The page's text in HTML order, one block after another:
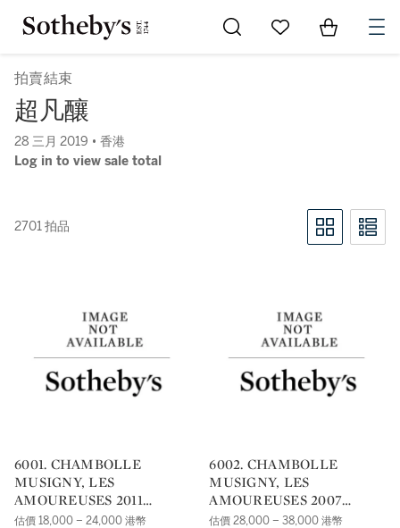
Go to My Favorites
Items in
拍賣結束
超凡釀
28 三月 2019 • 香港
Log in to view sale total
2701 拍品
6001. CHAMBOLLE
MUSIGNY, LES
AMOUREUSES 2011
DOMAINE GEORGES
估價 18,000 – 24,000 港幣
6002. CHAMBOLLE
MUSIGNY, LES
AMOUREUSES 2007
DOMAINE GEORGES
估價 28,000 – 38,000 港幣